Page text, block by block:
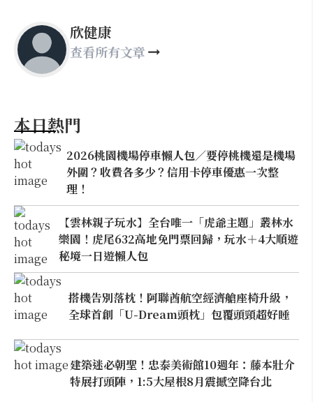
欣健康
查看所有文章
本日熱門
2026桃園機場停車懶人包／要停桃機還是機場
外圍？收費各多少？信用卡停車優惠一次整
理！
【雲林親子玩水】全台唯一「虎爺主題」叢林水
樂園！虎尾632高地免門票回歸，玩水＋4大順遊
秘境一日遊懶人包
搭機告別落枕！阿聯酋航空經濟艙座椅升級，
全球首創「U-Dream頭枕」包覆頭頸超好睡
建築迷必朝聖！忠泰美術館10週年：藤本壯介
特展打頭陣，1:5大屋根8月震撼空降台北